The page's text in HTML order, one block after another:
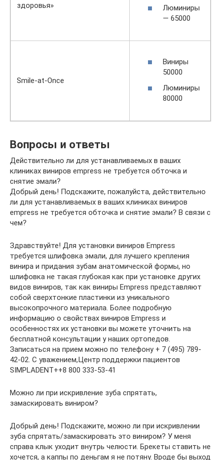
здоровья»
Люминиры
— 65000
Smile-at-Once
Виниры
50000
Люминиры
80000
Вопросы и ответы
Действительно ли для устанавливаемых в ваших
клиниках виниров empress не требуется обточка и
снятие эмали?
Добрый день! Подскажите, пожалуйста, действительно
ли для устанавливаемых в ваших клиниках виниров
empress не требуется обточка и снятие эмали? В связи с
чем?
Здравствуйте! Для установки виниров Empress
требуется шлифовка эмали, для лучшего крепления
винира и придания зубам анатомической формы, но
шлифовка не такая глубокая как при установке других
видов виниров, так как виниры Empress представляют
собой сверхтонкие пластинки из уникального
высокопрочного материала. Более подробную
информацию о свойствах виниров Empress и
особенностях их установки вы можете уточнить на
бесплатной консультации у наших ортопедов.
Записаться на прием можно по телефону + 7 (495) 789-
42-02. С уважением,Центр поддержки пациентов
SIMPLADENT++8 800 333-53-41
Можно ли при искривление зуба спрятать,
замаскировать виниром?
Добрый день! Подскажите, можно ли при искривлении
зуба спрятать/замаскировать это виниром? У меня
справа клык уходит внутрь челюсти. Брекеты ставить не
хочется, а каппы по деньгам я не потяну. Вроде бы выход